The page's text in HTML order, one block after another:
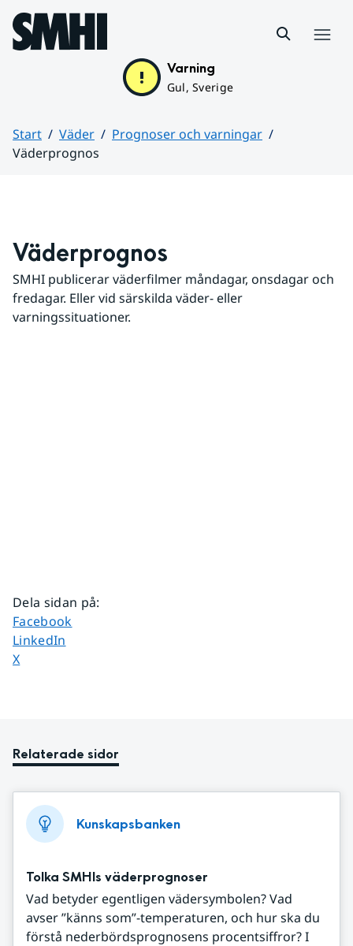
Hoppa till sidans innehåll
Varning
Gul, Sverige
Start Väder
Prognoser och varningar
Väderprognos
Väderprognos
SMHI publicerar väderfilmer måndagar, onsdagar och
fredagar. Eller vid särskilda väder- eller
varningssituationer.
Dela sidan på:
Dela sidan på
Facebook
Dela sidan på
LinkedIn
Dela sidan på
X
Relaterade sidor
Kunskapsbanken
Tolka SMHIs väderprognoser
Vad betyder egentligen vädersymbolen? Vad
avser ”känns som”-temperaturen, och hur ska du
förstå nederbördsprognosens procentsiffror? I